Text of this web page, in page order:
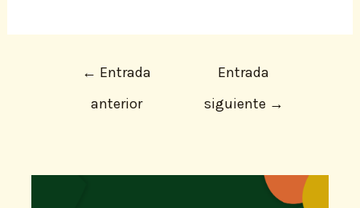
← Entrada
anterior
Entrada
siguiente →